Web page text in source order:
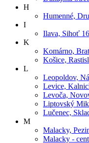
H
Humenné,
I
Ilava, Sihoť
K
Komárno,
Košice,
L
Leopoldov,
Levice,
Levoča,
Liptovský
Lučenec,
M
Malacky,
Malacky -